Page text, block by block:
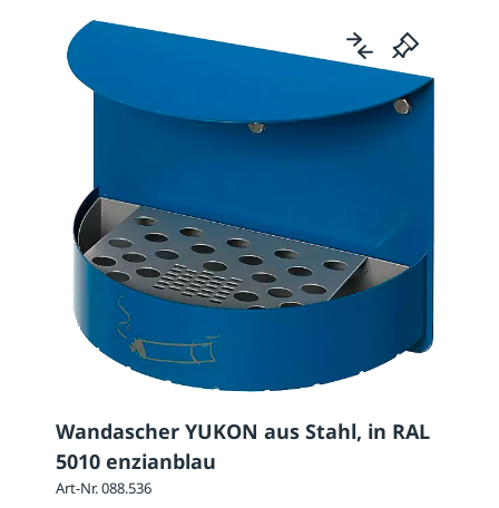
Wandascher YUKON aus Stahl, in RAL
5010 enzianblau
Art-Nr. 088.536